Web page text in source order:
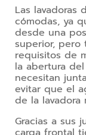
Las lavadoras
cómodas, ya
desde una
superior, pero
requisitos de
la abertura
necesitan
evitar que el
de la lavadora
Gracias a sus